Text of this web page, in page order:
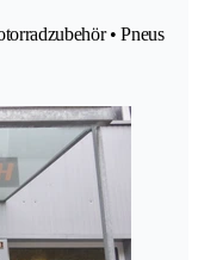
• Pneus